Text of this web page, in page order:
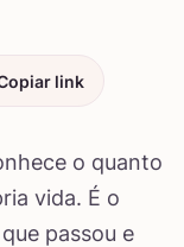
link
o quanto
vida. É o
passou e